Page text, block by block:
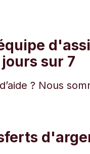
sur 7
? Nous